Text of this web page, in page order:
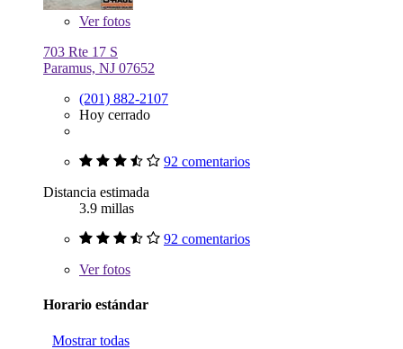
Verfotos
703 Rte 17 S
Paramus, NJ 07652
(201) 882-2107
Hoy cerrado
92 comentarios
Distancia estimada
3.9 millas
92 comentarios
Verfotos
Horario estándar
Mostrar todas